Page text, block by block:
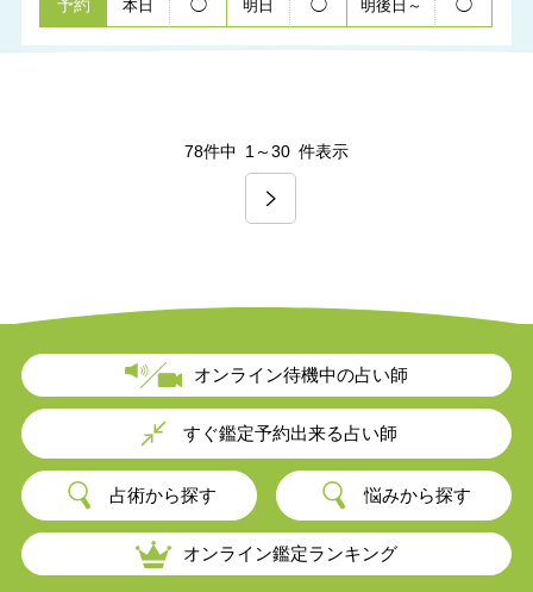
予約 本日 ◯ 明日 ◯ 明後日～ ◯
78件中 1～30 件表示
オンライン待機中の占い師
すぐ鑑定予約出来る占い師
占術から探す 悩みから探す
オンライン鑑定ランキング